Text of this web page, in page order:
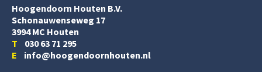
Hoogendoorn Houten B.V.
Schonauwenseweg 17
3994 MC Houten
T 030 63 71 295
E info@hoogendoornhouten.nl